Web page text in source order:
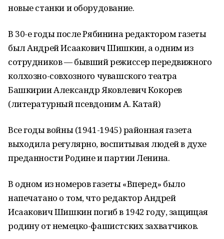
новые станки и оборудование.
В 30-е годы после Рябинина редактором газеты
был Андрей Исаакович Шишкин, а одним из
сотрудников — бывший режиссер передвижного
колхозно-совхозного чувашского театра
Башкирии Александр Яковлевич Кокорев
(литературный псевдоним А. Катай)
Все годы войны (1941-1945) районная газета
выходила регулярно, воспитывая людей в духе
преданности Родине и партии Ленина.
В одном из номеров газеты «Вперед» было
напечатано о том, что редактор Андрей
Исаакович Шишкин погиб в 1942 году, защищая
родину от немецко-фашистских захватчиков.